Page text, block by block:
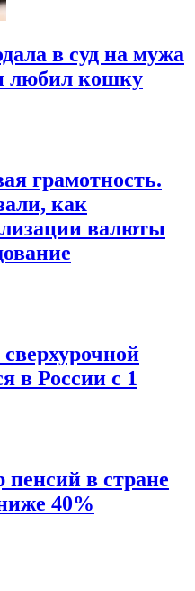
в суд на мужа
любил кошку
грамотность.
как
валюты
в России с 1
в стране
40%